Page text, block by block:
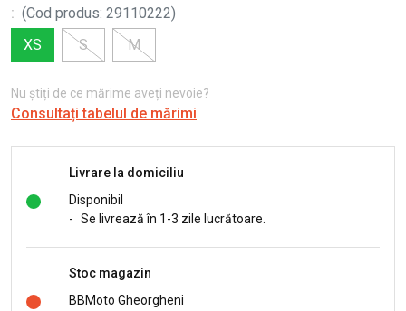
: (Cod produs: 29110222)
XS
S M
Nu știți de ce mărime aveți nevoie?
Consultați tabelul de mărimi
Livrare la domiciliu
Disponibil
- Se livrează în 1-3 zile lucrătoare.
Stoc magazin
BBMoto Gheorgheni